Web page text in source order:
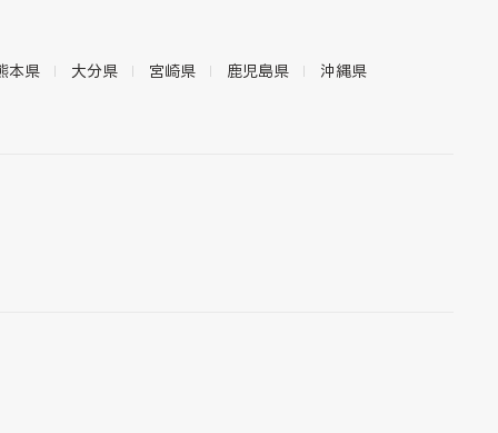
本県 大分県 宮崎県 鹿児島県 沖縄県